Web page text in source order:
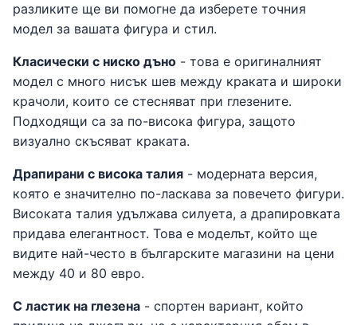
разликите ще ви помогне да изберете точния
модел за вашата фигура и стил.
Класически с ниско дъно - това е оригиналният
модел с много нисък шев между краката и широки
крачоли, които се стесняват при глезените.
Подходящи са за по-висока фигура, защото
визуално скъсяват краката.
Драпирани с висока талия - модерната версия,
която е значително по-ласкава за повечето фигури.
Високата талия удължава силуета, а драпировката
придава елегантност. Това е моделът, който ще
видите най-често в българските магазини на цени
между 40 и 80 евро.
С ластик на глезена - спортен вариант, който